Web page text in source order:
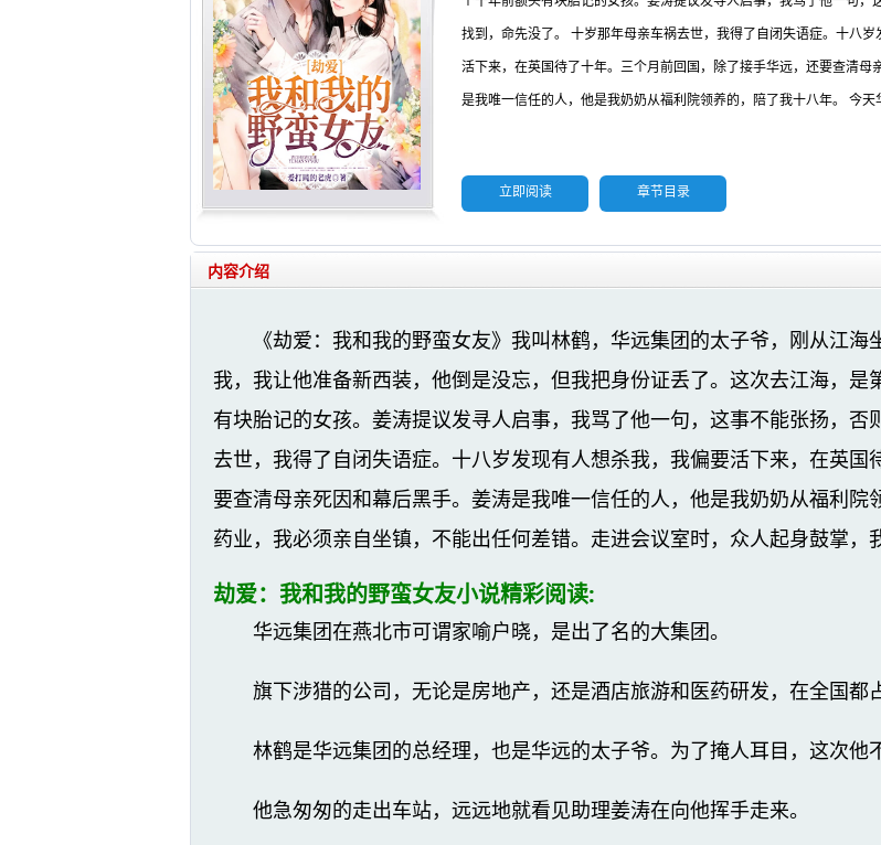
找到，命先没了。 十岁那年母亲车祸去世，我得了自闭失语症。十八
活下来，在英国待了十年。三个月前回国，除了接手华远，还要查清母
是我唯一信任的人，他是我奶奶从福利院领养的，陪了我十八年。 今天
立即阅读 章节目录
内容介绍
《劫爱：我和我的野蛮女友》我叫林鹤，华远集团的太子爷，刚从江
我，我让他准备新西装，他倒是没忘，但我把身份证丢了。这次去江海，
有块胎记的女孩。姜涛提议发寻人启事，我骂了他一句，这事不能张扬，
去世，我得了自闭失语症。十八岁发现有人想杀我，我偏要活下来，在英
要查清母亲死因和幕后黑手。姜涛是我唯一信任的人，他是我奶奶从福利
药业，我必须亲自坐镇，不能出任何差错。走进会议室时，众人起身鼓掌，
劫爱：我和我的野蛮女友小说精彩阅读:
华远集团在燕北市可谓家喻户晓，是出了名的大集团。
旗下涉猎的公司，无论是房地产，还是酒店旅游和医药研发，在全国都
林鹤是华远集团的总经理，也是华远的太子爷。为了掩人耳目，这次他
他急匆匆的走出车站，远远地就看见助理姜涛在向他挥手走来。